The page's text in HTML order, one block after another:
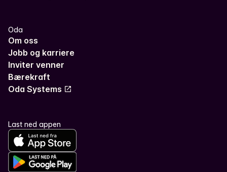
Oda
Om oss
Jobb og karriere
Inviter venner
Bærekraft
Oda Systems
Last ned appen